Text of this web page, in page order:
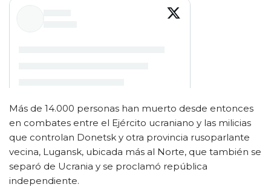
Más de 14.000 personas han muerto desde entonces
en combates entre el Ejército ucraniano y las milicias
que controlan Donetsk y otra provincia rusoparlante
vecina, Lugansk, ubicada más al Norte, que también se
separó de Ucrania y se proclamó república
independiente.